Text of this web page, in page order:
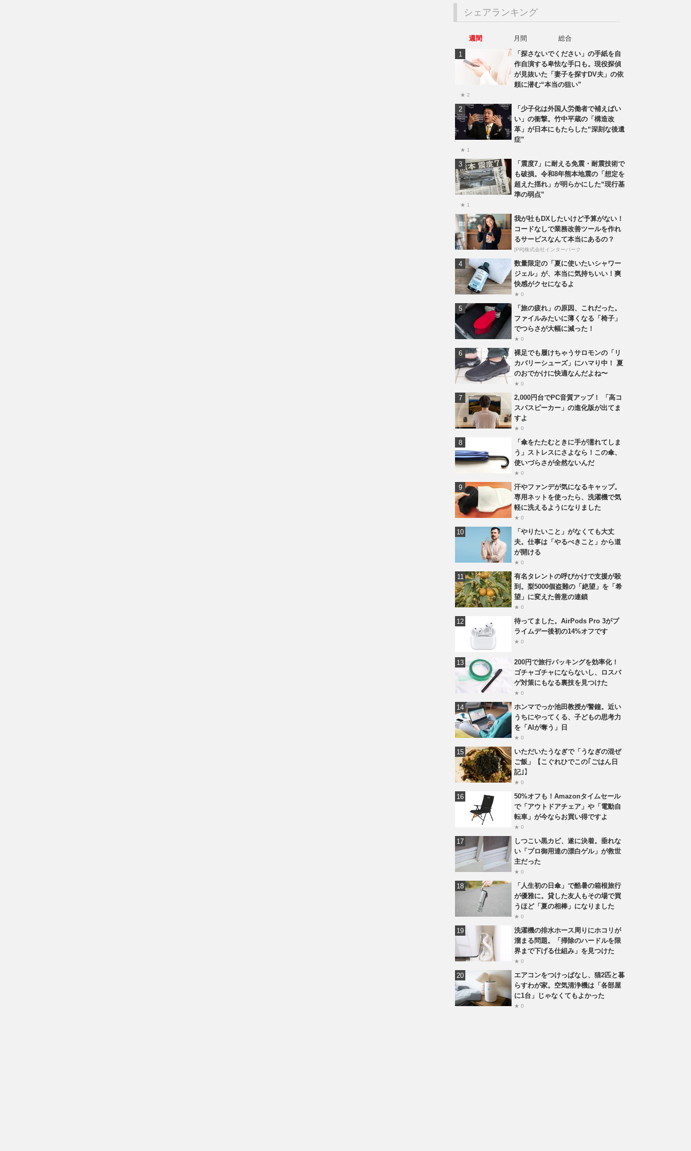
シェアランキング
週間 月間
総合
「探さないでください」の手紙を自
作自演する卑怯な手口も。現役探偵
が見抜いた「妻子を探すDV夫」の依
頼に潜む“本当の狙い”
★ 2
「少子化は外国人労働者で補えばい
い」の衝撃。竹中平蔵の「構造改
革」が日本にもたらした“深刻な後遺
症”
★ 1
「震度7」に耐える免震・耐震技術で
も破損。令和8年熊本地震の「想定を
超えた揺れ」が明らかにした“現行基
準の弱点”
★ 1
我が社もDXしたいけど予算がない！
コードなしで業務改善ツールを作れ
るサービスなんて本当にあるの？
[PR]株式会社インターパーク
数量限定の「夏に使いたいシャワー
ジェル」が、本当に気持ちいい！爽
快感がクセになるよ
★ 0
「旅の疲れ」の原因、これだった。
ファイルみたいに薄くなる「椅子」
でつらさが大幅に減った！
★ 0
裸足でも履けちゃうサロモンの「リ
カバリーシューズ」にハマり中！ 夏
のおでかけに快適なんだよね〜
★ 0
2,000円台でPC音質アップ！ 「高コ
スパスピーカー」の進化版が出てま
すよ
★ 0
「傘をたたむときに手が濡れてしま
う」ストレスにさよなら！この傘、
使いづらさが全然ないんだ
★ 0
汗やファンデが気になるキャップ。
専用ネットを使ったら、洗濯機で気
軽に洗えるようになりました
★ 0
「やりたいこと」がなくても大丈
夫。仕事は「やるべきこと」から道
が開ける
★ 0
有名タレントの呼びかけで支援が殺
到。梨5000個盗難の「絶望」を「希
望」に変えた善意の連鎖
★ 0
待ってました。AirPods Pro 3がプ
ライムデー後初の14%オフです
★ 0
200円で旅行パッキングを効率化！
ゴチャゴチャにならないし、ロスバ
ゲ対策にもなる裏技を見つけた
★ 0
ホンマでっか池田教授が警鐘。近い
うちにやってくる、子どもの思考力
を「AIが奪う」日
★ 0
いただいたうなぎで「うなぎの混ぜ
ご飯」【こぐれひでこの｢ごはん日
記｣】
★ 0
50%オフも！Amazonタイムセール
で「アウトドアチェア」や「電動自
転車」が今ならお買い得ですよ
★ 0
しつこい黒カビ、遂に決着。垂れな
い「プロ御用達の漂白ゲル」が救世
主だった
★ 0
「人生初の日傘」で酷暑の箱根旅行
が優雅に。貸した友人もその場で買
うほど「夏の相棒」になりました
★ 0
洗濯機の排水ホース周りにホコリが
溜まる問題。「掃除のハードルを限
界まで下げる仕組み」を見つけた
★ 0
エアコンをつけっぱなし、猫2匹と暮
らすわが家。空気清浄機は「各部屋
に1台」じゃなくてもよかった
★ 0